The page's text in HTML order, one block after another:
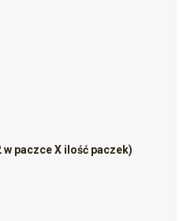
paczce X ilość paczek)